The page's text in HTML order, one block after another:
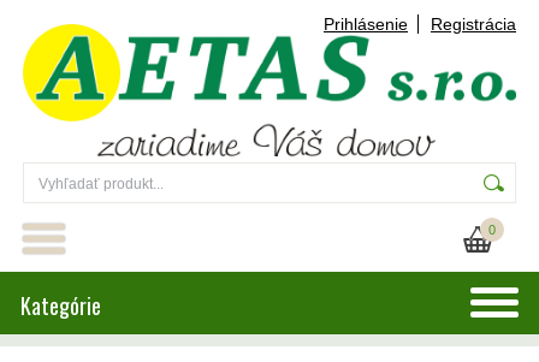
Prihlásenie Registrácia
0
Kategórie